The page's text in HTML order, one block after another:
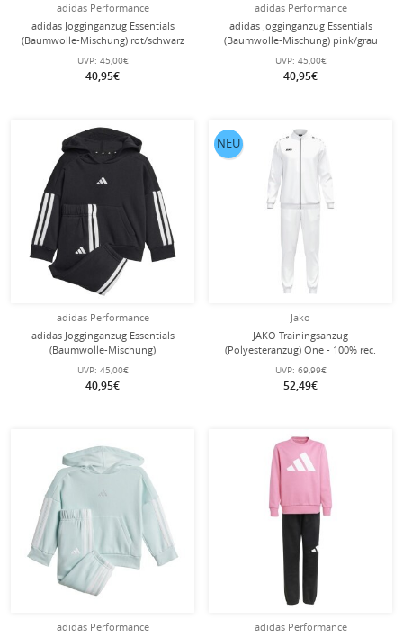
adidas Performance
adidas Jogginganzug Essentials
(Baumwolle-Mischung) rot/schwarz
Kleinkinder
UVP: 45,00€
40,95€
adidas Performance
adidas Jogginganzug Essentials
(Baumwolle-Mischung) pink/grau
Kleinkinder Mädchen
UVP: 45,00€
40,95€
adidas Performance
adidas Jogginganzug Essentials
(Baumwolle-Mischung)
schwarz/weiss Kleinkinder
UVP: 45,00€
40,95€
Jako
JAKO Trainingsanzug
(Polyesteranzug) One - 100% rec.
Polyester - weiss Herren
UVP: 69,99€
52,49€
NEU
adidas Performance
adidas Performance